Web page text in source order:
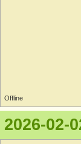
Offline
2026-02-